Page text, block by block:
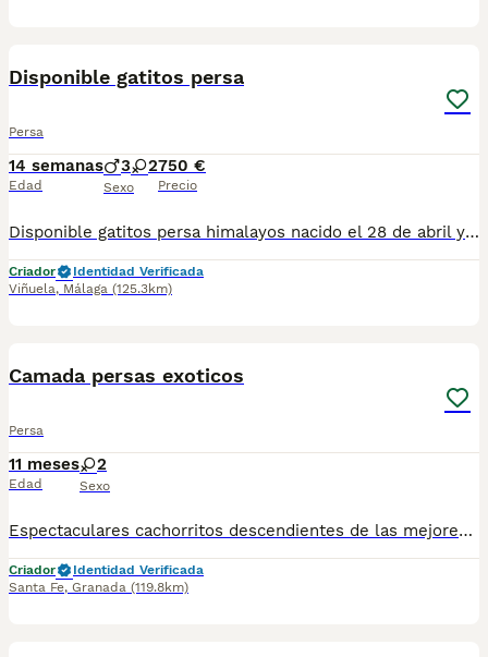
Disponible gatitos persa
Persa
14 semanas
Edad
3 2
Sexo
750 €
Precio
Disponible gatitos persa himalayos nacido el 28 de abril ya comiendo muy bien y haciendo sus cositas en el arenal se entregan vacunados desparasitado con tu cartilla veterinaria al día tengo macho y hembra elegir para más información al teléfono 679-80 5021 te mando fotos y vídeos por whatsapp
Criador
Identidad Verificada
Viñuela, Málaga (125.3km)
Camada persas exoticos
Persa
11 meses
Edad
2
Sexo
Espectaculares cachorritos descendientes de las mejores líneas de sangre. Las camadas están bajo supervisión veterinaria desde su nacimiento hasta que son entregadas a su nueva familia. Criados por un equipo de profesionales y mejores personas que, con años de experiencia a sus espaldas, cuidan a los animales por vocación, aplicando una cría ética y responsable para que cada cachorro se desarrolle con la mejor salud y con un buen temperamento. Todos los cachorritos se entregan con unos dos meses y medio de edad y sus vacunas correspondientes, desparasitados interna y externamente, con certificado de salud, y garantía tanto por enfermedad vírica como congénito genética. Posibilidad de entregar en toda España mediante transporte propio habilitado para perros y con chofer privado. Los precios pueden variar según las características y morfología de cada cachorro. Puedes contactar en el 696 09 34 48
Criador
Identidad Verificada
Santa Fe, Granada (119.8km)